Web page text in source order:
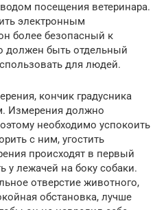
посещения ветеринара.
электронным
более безопасный к
должен быть отдельный
для людей.
кончик градусника
Измерения должно
необходимо успокоить
с ним, угостить
происходят в первый
у лежачей на боку собаки.
отверстие животного,
обстановка, лучше